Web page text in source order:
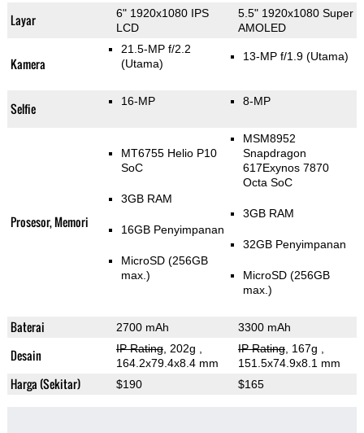
Layar
6" 1920x1080 IPS
LCD
5.5" 1920x1080 Super
AMOLED
Kamera
21.5-MP f/2.2
(Utama)
13-MP f/1.9 (Utama)
Selfie 16-MP 8-MP
Prosesor, Memori
MT6755 Helio P10
SoC
3GB RAM
16GB Penyimpanan
MicroSD (256GB
max.)
MSM8952
Snapdragon
617Exynos 7870
Octa SoC
3GB RAM
32GB Penyimpanan
MicroSD (256GB
max.)
Baterai 2700 mAh 3300 mAh
Desain IP Rating, 202g
164.2x79.4x8.4 mm
IP Rating, 167g
151.5x74.9x8.1 mm
Harga (Sekitar) $190 $165